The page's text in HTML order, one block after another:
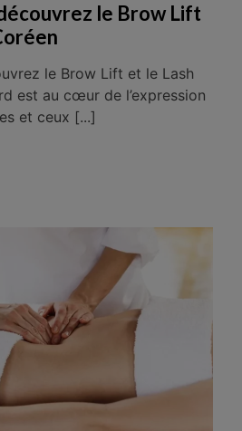
le Brow Lift
le Brow Lift et le Lash
est au cœur de l’expression
et ceux [...]